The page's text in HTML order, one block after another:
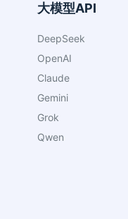
整
大模型API
DeepSeek
OpenAI
Claude
Gemini
Grok
Qwen